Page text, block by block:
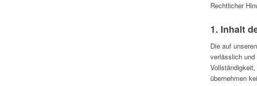
Rechtlicher
1. Inhalt
Die auf
verlässlich und
übernehmen